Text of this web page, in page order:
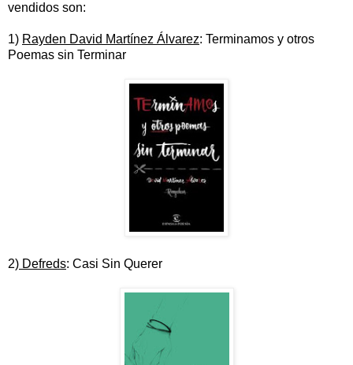
vendidos son:
1) Rayden David Martínez Álvarez: Terminamos y otros
Poemas sin Terminar
2) Defreds: Casi Sin Querer